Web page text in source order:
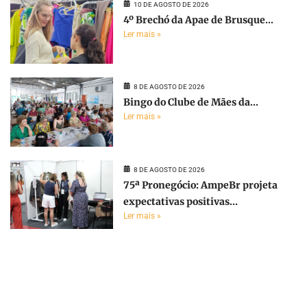
10 DE AGOSTO DE 2026
4º Brechó da Apae de Brusque...
Ler mais »
8 DE AGOSTO DE 2026
Bingo do Clube de Mães da...
Ler mais »
8 DE AGOSTO DE 2026
75ª Pronegócio: AmpeBr projeta
expectativas positivas...
Ler mais »